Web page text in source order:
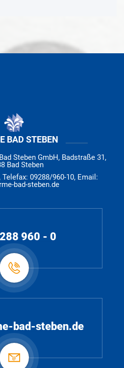
BAD STEBEN
Steben GmbH, Badstraße 31,
Bad Steben
09288/960-10, Email:
bad-steben.de
960 - 0
bad-steben.de